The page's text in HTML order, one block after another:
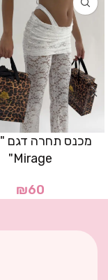
Mirage"
₪60